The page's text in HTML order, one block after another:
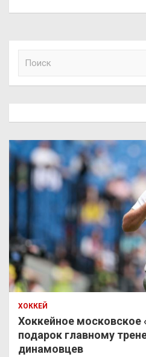
ХОККЕЙ
Хоккейное
подарок главному
динамовцев